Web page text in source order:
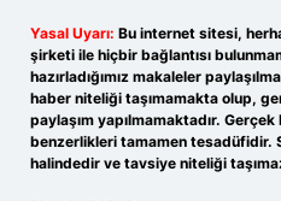
Yasal Uyarı: Bu internet sitesi,
şirketi ile hiçbir bağlantısı
hazırladığımız makaleler
haber niteliği taşımamakta olup,
paylaşım yapılmamaktadır.
benzerlikleri tamamen tesadüfidir.
halindedir ve tavsiye niteliği